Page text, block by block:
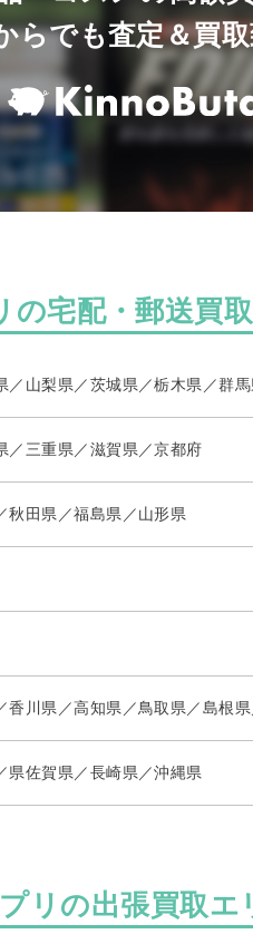
らでも査定＆買
の宅配・郵送買
山梨県／茨城県／栃木県／群
／三重県／滋賀県／京都府
秋田県／福島県／山形県
川県／高知県／鳥取県／島根
県佐賀県／長崎県／沖縄県
リの出張買取エ